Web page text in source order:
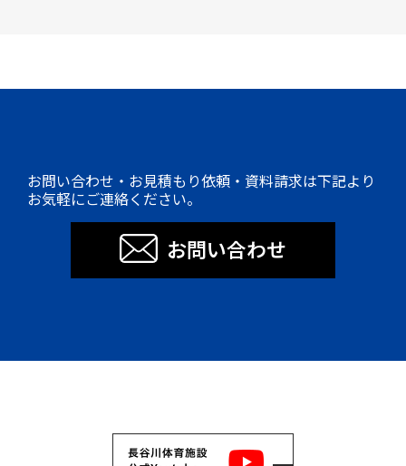
お問い合わせ・お見積もり依頼・資料請求は下記より
お気軽にご連絡ください。
お問い合わせ